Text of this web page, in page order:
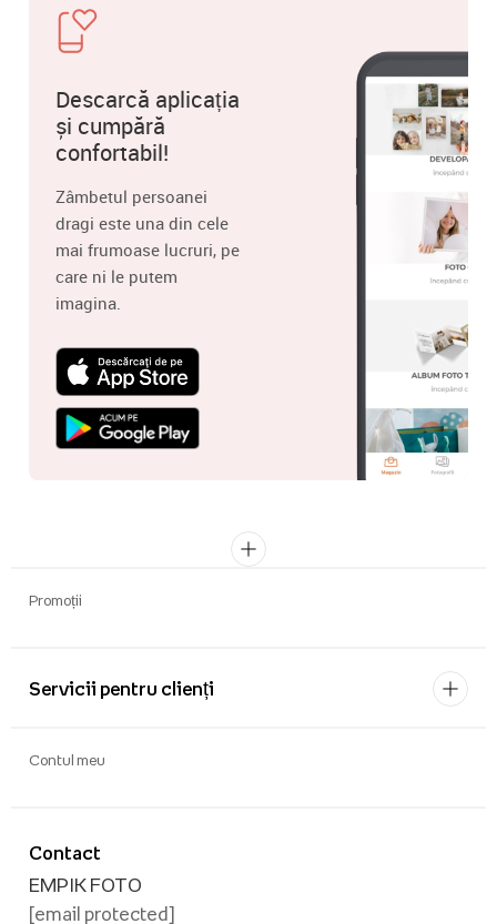
Descarcă aplicația
și cumpără
confortabil!
Zâmbetul persoanei
dragi este una din cele
mai frumoase lucruri, pe
care ni le putem
imagina.
Promoții
Servicii pentru clienți
Contact
EMPIK FOTO
[email protected]
Contul meu